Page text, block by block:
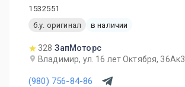
1532551
б.у. оригинал
в наличии
328 ЗапМоторс
Владимир, ул. 16 лет Октября, 36Ак3
(980) 756-84-86